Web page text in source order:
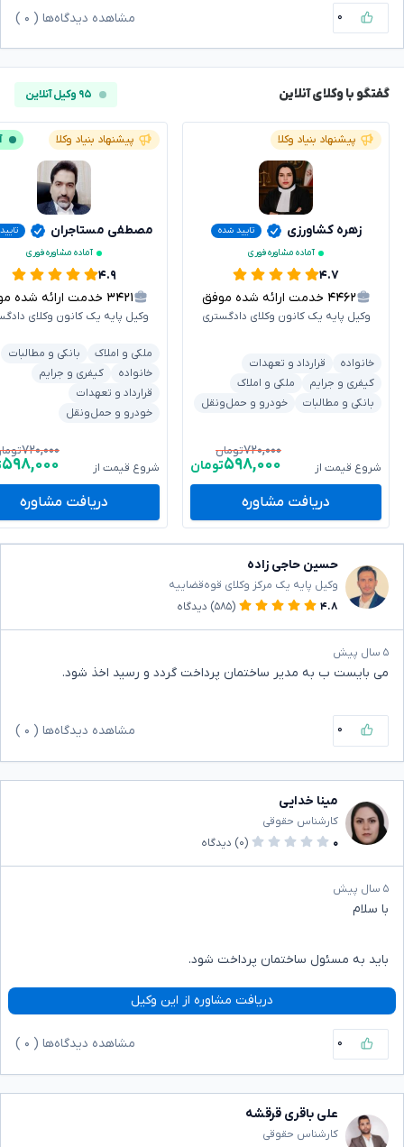
۰ مشاهده دیدگاه‌ها ( ۰
گفتگو با وکلای آنلاین ۹۵ وکیل آنلاین
پیشنهاد بنیاد وکلا
زهره کشاورزی
تایید شده
آماده مشاوره فوری
۴.۷
۴۴۶۲ خدمت ارائه شده موفق
وکیل پایه یک کانون وکلای دادگستری
خانواده
قرارداد و تعهدات
کیفری و جرایم
ملکی و املاک
بانکی و مطالبات
خودرو و حمل‌ونقل
شروع قیمت از
۷۲۰,۰۰۰تومان
۵۹۸,۰۰۰تومان
دریافت مشاوره
پیشنهاد بنیاد وکلا
مصطفی مستاجران
آماده مشاوره فوری
۴.۹
۳۴۲۱ خدمت ارائه شده موفق
وکیل پایه یک کانون وکلای
ملکی و املاک
بانکی و مطالبات
خانواده
کیفری و جرایم
قرارداد و تعهدات
خودرو و حمل‌ونقل
شروع قیمت از
۷۲۰,۰۰۰
۵۹۸,۰۰۰
دریافت مشاوره
حسین حاجی زاده
وکیل پایه یک مرکز وکلای قوه‌قضاییه
۴.۸
(۵۸۵) دیدگاه
۵ سال پیش
می بایست ب به مدیر ساختمان پرداخت گردد و رسید اخذ شود.
۰ مشاهده دیدگاه‌ها ( ۰
مینا خدایی
کارشناس حقوقی
۰
(۰) دیدگاه
۵ سال پیش
با سلام
باید به مسئول ساختمان پرداخت شود.
دریافت مشاوره از این وکیل
۰ مشاهده دیدگاه‌ها ( ۰
علی باقری قرقشه
کارشناس حقوقی